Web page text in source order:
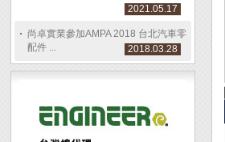
2021.05.17
尚卓實業參加AMPA 2018 台北汽車零
配件 ...
2018.03.28